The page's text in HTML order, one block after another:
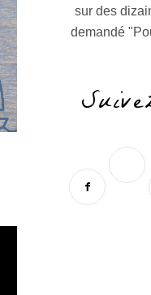
sur des
demandé